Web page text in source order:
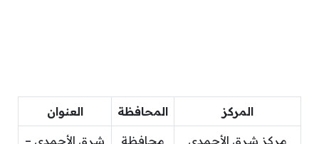
المركز المحافظة العنوان
مركز شرق الأحمدي
محافظة
شرق الأحمدي –